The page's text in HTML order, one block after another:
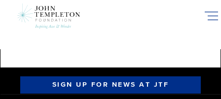
SIGN UP FOR NEWS AT JTF